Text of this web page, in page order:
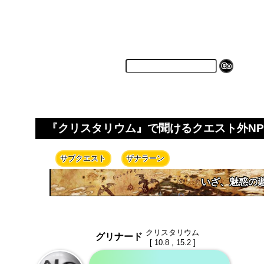
『クリスタリウム』で聞けるクエスト外
サブクエスト ザナラーン
いざ、魅惑の
グリナード クリスタリウム
[ 10.8 , 15.2 ]